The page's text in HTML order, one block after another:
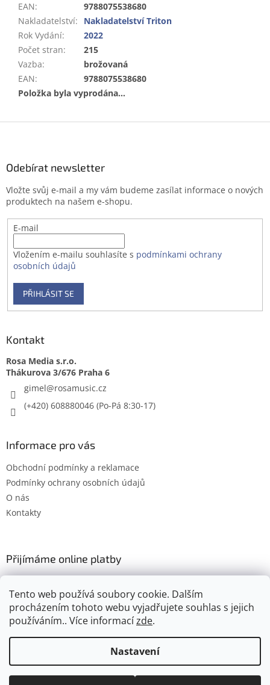
Tento web používá soubory cookie. Dalším
procházením tohoto webu vyjadřujete souhlas s jejich
používáním.. Více informacízde.
Nastavení
EAN:
9788075538680
Nakladatelství:
Nakladatelství Triton
Rok Vydání:
2022
Počet stran:
215
Vazba:
brožovaná
EAN:
9788075538680
Položka byla vyprodána…
Odebírat newsletter
Vložte svůj e-mail a my vám budeme zasílat informace o nových
produktech na našem e-shopu.
E-mail
Vložením e-mailu souhlasíte s podmínkami ochrany
osobních údajů
PŘIHLÁSIT SE
Kontakt
Rosa Media s.r.o.
gimel@rosamusic.cz
(+420) 608880046
Informace pro vás
Obchodní podmínky a reklamace
Podmínky ochrany osobních údajů
O nás
Kontakty
Přijímáme online platby
. Všechna práva vyhrazena.